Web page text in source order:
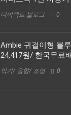
다이렉트 블로그 0
Ambie 귀걸이형 블
24,417원/ 한국무료
악기/ 음향/ 조명 0